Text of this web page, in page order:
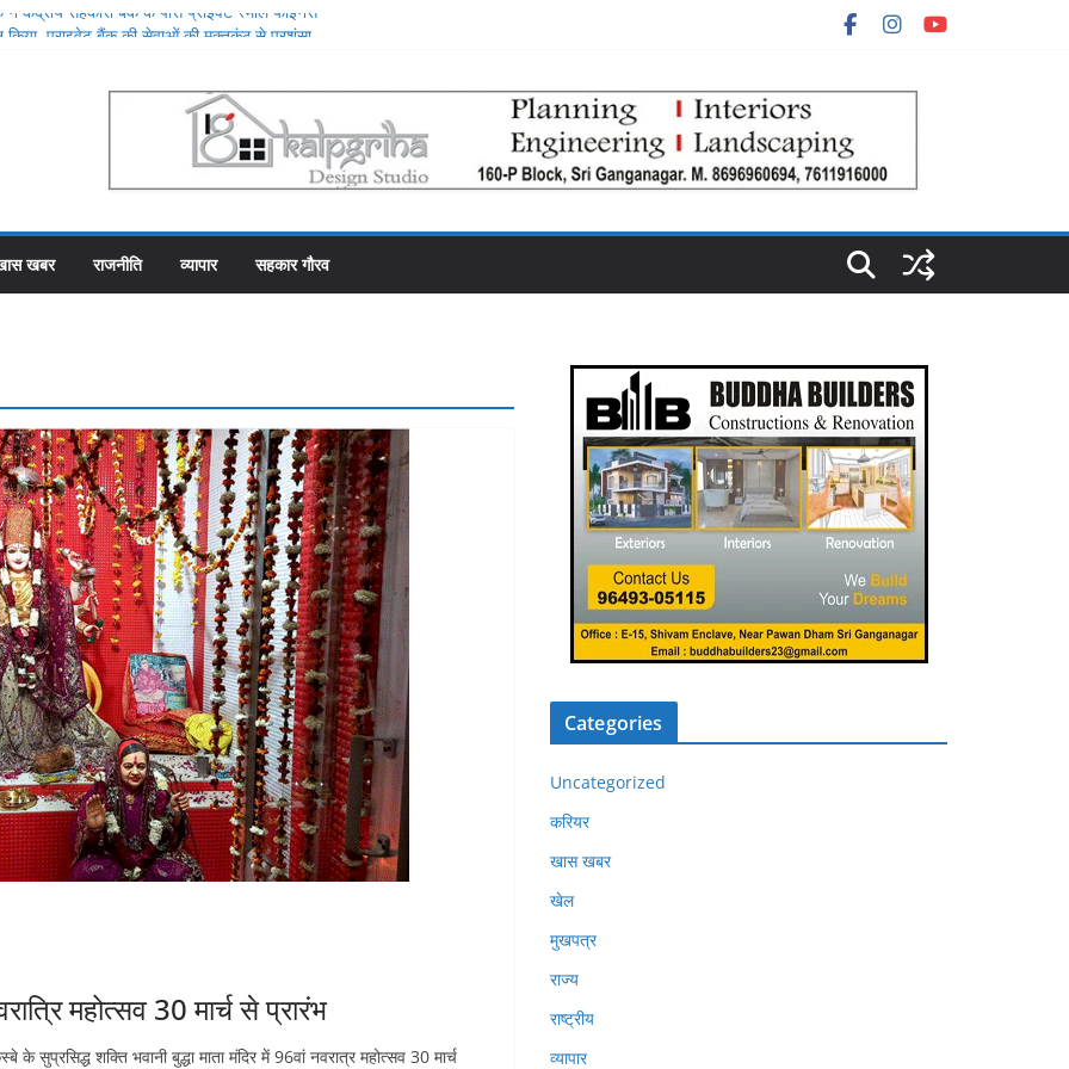
ने केंद्रीय सहकारी बैंक के पास प्राइवेट स्मॉल फाइनेंस
पर रहे सहकारी भंडार के पास कर्मचारियों को वेतन देने
काट रहे 31 कर्मचारी
योजना में गड़बड़ी की एक और एजेंसी ने शुरू की जांच
महल में रोजगार उत्सव और मीडिया मैनेजमेंट
समिति व्यवस्थापकों की मिलीभगत से फसल बीमा में
खबर राजनीति व्यापार सहकार गौरव
महोत्सव 30 मार्च से प्रारंभ
सुप्रसिद्ध शक्ति भवानी बुद्धा माता मंदिर में 96वां नवरात्र महोत्सव 30 मार्च
Categories
Uncategorized
करियर
खास खबर
खेल
मुखपत्र
राज्य
राष्ट्रीय
व्यापार